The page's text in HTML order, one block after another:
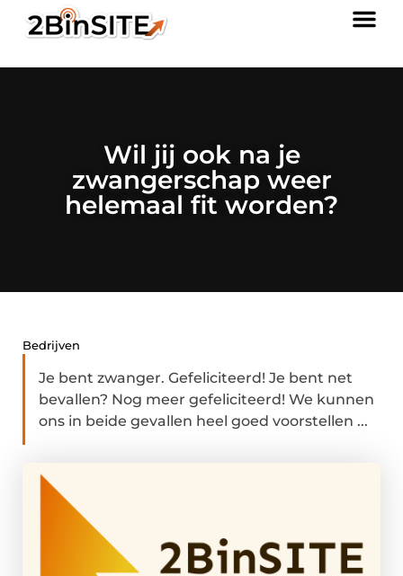
Wil jij ook na je
zwangerschap weer
helemaal fit worden?
Bedrijven
Je bent zwanger. Gefeliciteerd! Je bent net
bevallen? Nog meer gefeliciteerd! We kunnen
ons in beide gevallen heel goed voorstellen ...